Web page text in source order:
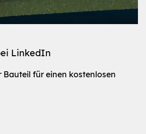
LinkedIn
Bauteil für einen kostenlosen